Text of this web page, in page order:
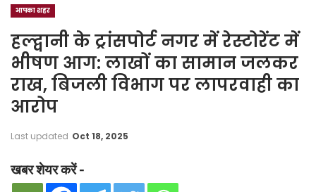
आपका शहर
हल्द्वानी के ट्रांसपोर्ट नगर में रेस्टोरेंट में
भीषण आग: लाखों का सामान जलकर
राख, बिजली विभाग पर लापरवाही का
आरोप
Last updated Oct 18, 2025
खबर शेयर करें -